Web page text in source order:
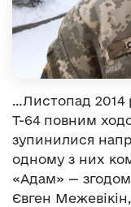
…Листопад 2014
Т-64 повним
зупинилися
одному з них
«Адам» —
Євген